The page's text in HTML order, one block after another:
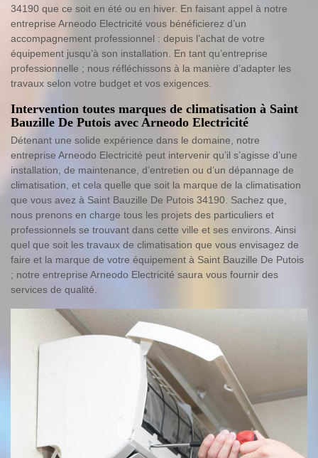
34190 que ce soit en été ou en hiver. En faisant appel à notre
entreprise Arneodo Electricité vous bénéficierez d’un
accompagnement professionnel : depuis l’achat de votre
équipement jusqu’à son installation. En tant qu’entreprise
professionnelle ; nous réfléchissons à la manière d’adapter les
travaux selon votre budget et vos exigences.
Intervention toutes marques de climatisation à Saint
Bauzille De Putois avec Arneodo Electricité
Détenant une solide expérience dans le domaine, notre
entreprise Arneodo Electricité peut intervenir qu’il s’agisse d’une
installation, de maintenance, d’entretien ou d’un dépannage de
climatisation, et cela quelle que soit la marque de la climatisation
que vous avez à Saint Bauzille De Putois 34190. Sachez que,
nous prenons en charge tous les projets des particuliers et
professionnels se trouvant dans cette ville et ses environs. Ainsi
quel que soit les travaux de climatisation que vous envisagez de
faire et la marque de votre équipement à Saint Bauzille De Putois
; notre entreprise Arneodo Electricité saura vous fournir des
services de qualité.